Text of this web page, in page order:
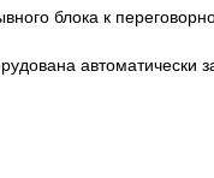
блока к
автоматически